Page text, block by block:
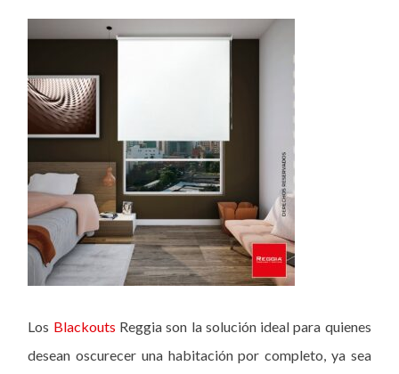
Los Blackouts Reggia son la solución ideal para quienes
desean oscurecer una habitación por completo, ya sea